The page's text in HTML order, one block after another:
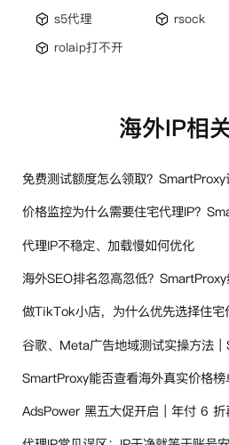
s5代理
rsock
rolaip打不开
海外IP相
代理IP不稳定、加载慢如何优化
做TikTok小店，为什么优先选择住宅